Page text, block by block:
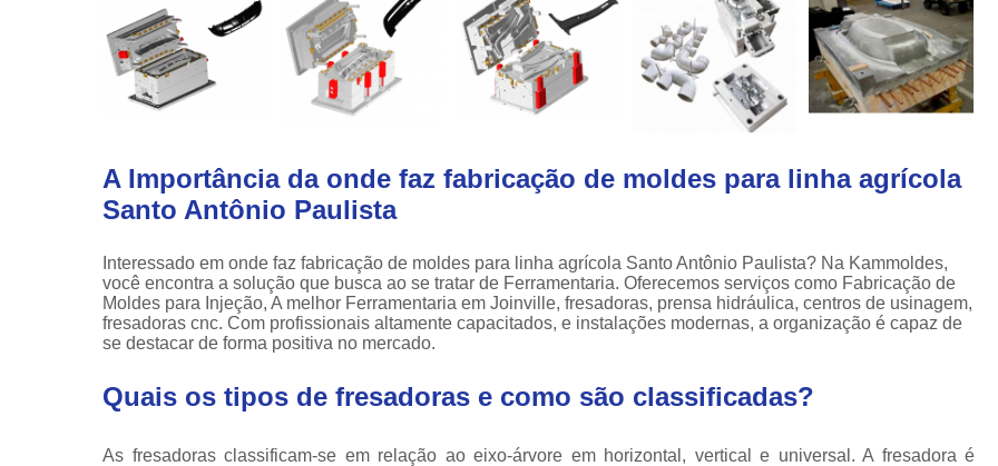
Moldes para Injeção de Alumínio
Moldes para Injeção de Espuma
Moldes para Injeção de Plástico
Moldes para Injeção de Pvc
Moldes para Injeção de Termoplástico
Injeção de Moldes Plasticos
Moldagem de Peças Plásticas por
Moldagem por Injeção de
Molde Plastico Injetado
A Importância da onde faz fabricação de moldes para linha agrícola
Santo Antônio Paulista
Interessado em onde faz fabricação de moldes para linha agrícola Santo Antônio Paulista? Na Kammoldes,
você encontra a solução que busca ao se tratar de Ferramentaria. Oferecemos serviços como Fabricação de
Moldes para Injeção, A melhor Ferramentaria em Joinville, fresadoras, prensa hidráulica, centros de usinagem,
fresadoras cnc. Com profissionais altamente capacitados, e instalações modernas, a organização é capaz de
se destacar de forma positiva no mercado.
Quais os tipos de fresadoras e como são classificadas?
As fresadoras classificam-se em relação ao eixo-árvore em horizontal, vertical e universal. A fresadora é